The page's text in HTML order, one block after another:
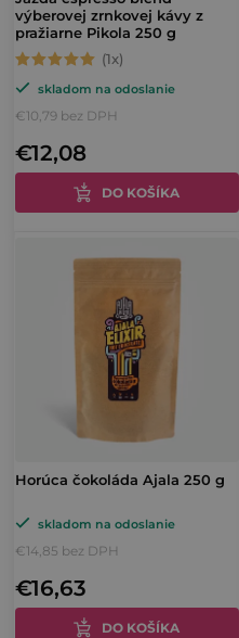
d
u
k
o
v
výberovej zrnkovej kávy z
pražiarne Pikola 250 g
Priemerné
hodnotenie
produktu
je
5,0
z
hviezdičiek.
skladom na odoslanie
€10,79 bez DPH
€12,08
DO KOŠÍKA
Horúca čokoláda Ajala 250 g
skladom na odoslanie
€14,85 bez DPH
€16,63
DO KOŠÍKA